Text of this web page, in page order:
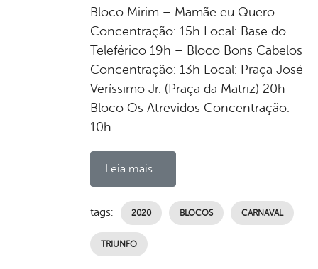
Bloco Mirim – Mamãe eu Quero
Concentração: 15h Local: Base do
Teleférico 19h – Bloco Bons Cabelos
Concentração: 13h Local: Praça José
Veríssimo Jr. (Praça da Matriz) 20h –
Bloco Os Atrevidos Concentração:
10h
Leia mais...
tags: 2020 BLOCOS CARNAVAL
TRIUNFO